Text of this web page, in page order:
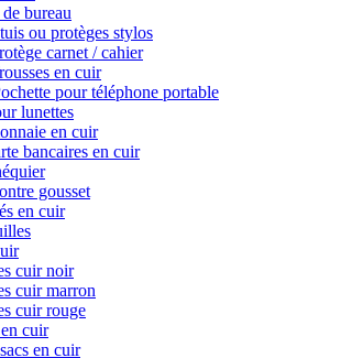
bureau
ou protèges stylos
carnet / cahier
en cuir
pour téléphone portable
lunettes
en cuir
bancaires en cuir
gousset
en cuir
cuir noir
cuir marron
cuir rouge
cuir
en cuir